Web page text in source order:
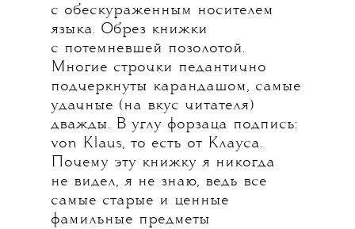
с обескураженным носителем
языка. Обрез книжки
с потемневшей позолотой.
Многие строчки педантично
подчеркнуты карандашом, самые
удачные (на вкус читателя)
дважды. В углу форзаца подпись:
von Klaus, то есть от Клауса.
Почему эту книжку я никогда
не видел, я не знаю, ведь все
самые старые и ценные
фамильные предметы